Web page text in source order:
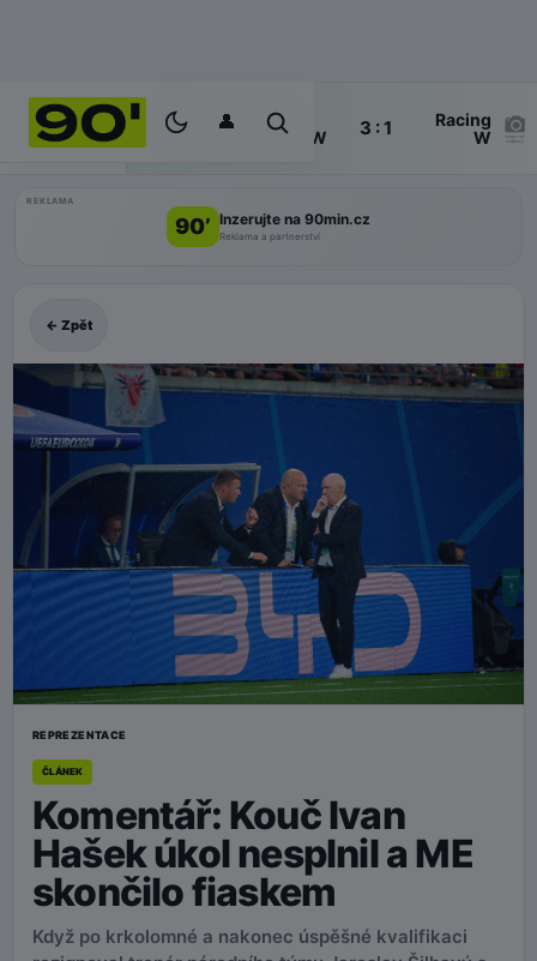
👤
ŽIVĚ 59'
SFK
2000 W
3 : 1
Racing
W
REKLAMA
90’ Inzerujte na 90min.cz
Reklama a partnerství
← Zpět
REPREZENTACE
ČLÁNEK
Komentář: Kouč Ivan
Hašek úkol nesplnil a ME
skončilo fiaskem
Když po krkolomné a nakonec úspěšné kvalifikaci